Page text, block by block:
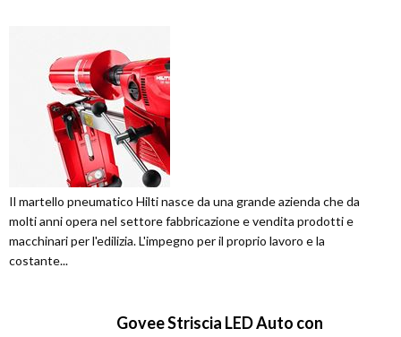
Il martello pneumatico Hilti nasce da una grande azienda che da
molti anni opera nel settore fabbricazione e vendita prodotti e
macchinari per l'edilizia. L'impegno per il proprio lavoro e la
costante...
Govee Striscia LED Auto con